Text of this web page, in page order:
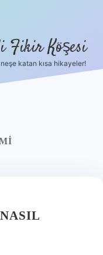
Fikir Köşesi
katan kısa hikayeler!